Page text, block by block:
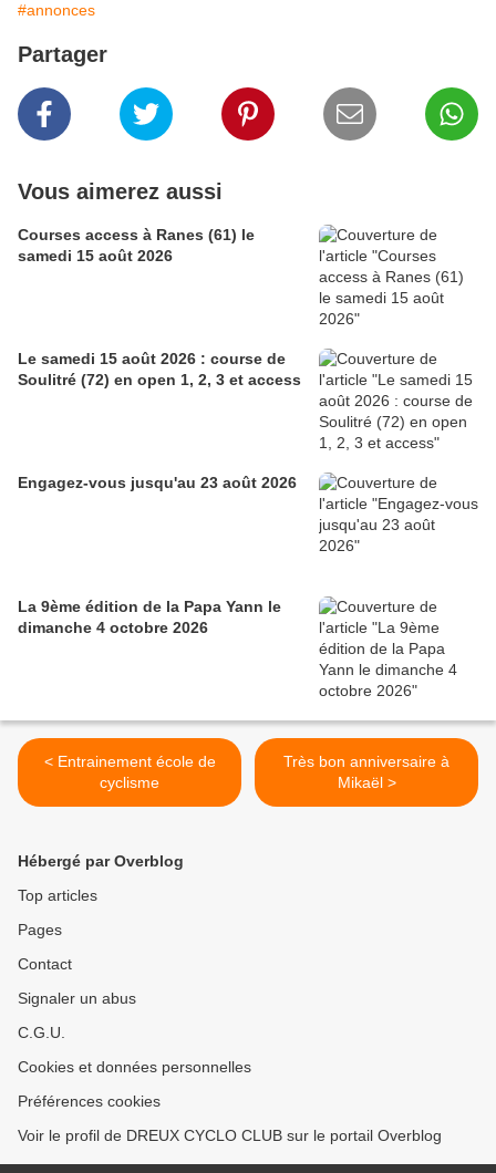
#annonces
Partager
Vous aimerez aussi
Courses access à Ranes (61) le
samedi 15 août 2026
Le samedi 15 août 2026 : course de
Soulitré (72) en open 1, 2, 3 et access
Engagez-vous jusqu'au 23 août 2026
La 9ème édition de la Papa Yann le
dimanche 4 octobre 2026
< Entrainement école de
cyclisme
Très bon anniversaire à
Mikaël >
Hébergé par Overblog
Top articles
Pages
Contact
Signaler un abus
C.G.U.
Cookies et données personnelles
Préférences cookies
Voir le profil de DREUX CYCLO CLUB sur le portail Overblog